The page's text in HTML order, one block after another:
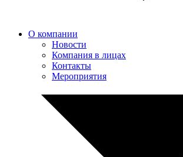
О компании
Новости
Компания в лицах
Контакты
Мероприятия